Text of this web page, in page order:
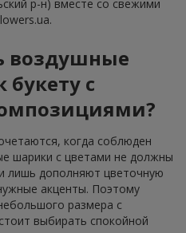
р-н) вместе со свежими
воздушные
с
когда соблюден
шарики с цветами не должны
лишь дополняют цветочную
акценты. Поэтому
размера с
стоит выбирать спокойной